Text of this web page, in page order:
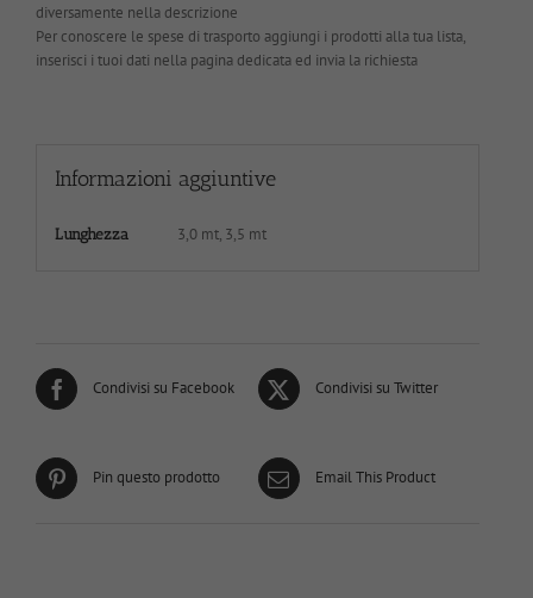
diversamente nella descrizione
Per conoscere le spese di trasporto aggiungi i prodotti alla tua lista,
inserisci i tuoi dati nella pagina dedicata ed invia la richiesta
Informazioni aggiuntive
Lunghezza 3,0 mt, 3,5 mt
Condivisi su Facebook Condivisi su Twitter
Pin questo prodotto Email This Product